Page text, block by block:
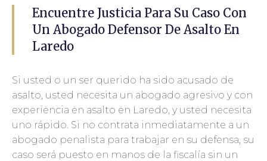
Encuentre Justicia Para Su Caso Con
Un Abogado Defensor De Asalto En
Laredo
Si usted o un ser querido ha sido acusado de
asalto, usted necesita un abogado agresivo y con
experiencia en asalto en Laredo, y usted necesita
uno rápido. Si no contrata inmediatamente a un
abogado penalista para trabajar en su defensa, su
caso será puesto en manos de la fiscalía sin un